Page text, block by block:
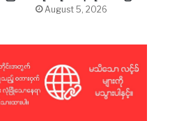
August 5, 2026